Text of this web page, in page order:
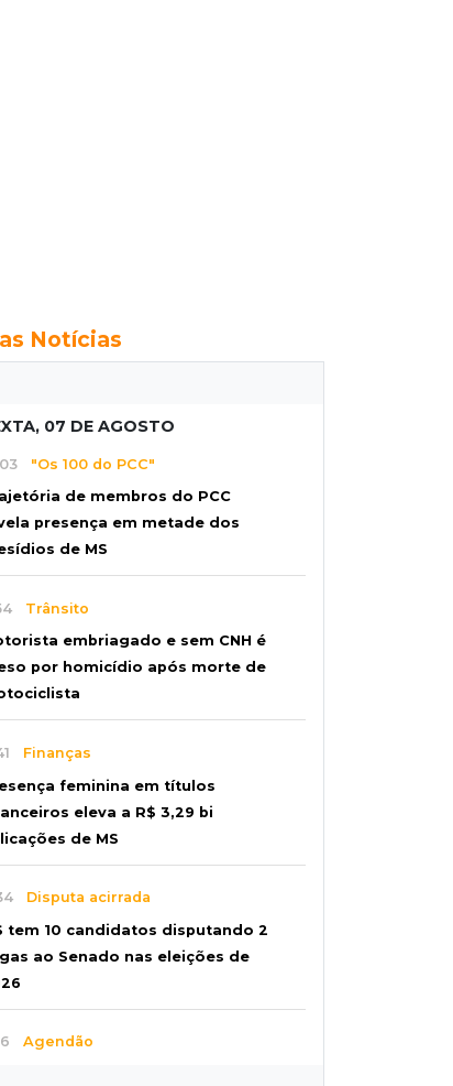
Notícias
07 DE AGOSTO
"Os 100 do PCC"
de membros do PCC
presença em metade dos
de MS
Trânsito
embriagado e sem CNH é
por homicídio após morte de
Finanças
feminina em títulos
eleva a R$ 3,29 bi
de MS
Disputa acirrada
tem 10 candidatos disputando 2
ao Senado nas eleições de
Agendão